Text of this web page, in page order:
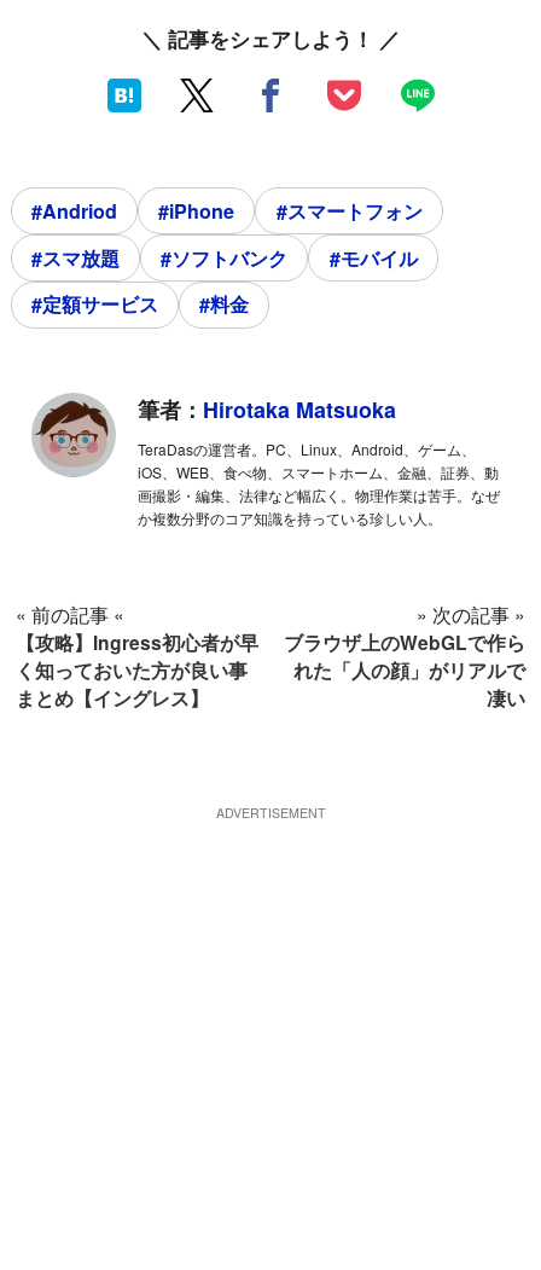
＼ 記事をシェアしよう！ ／
#Andriod #iPhone
#スマートフォン
#スマ放題
#ソフトバンク
#モバイル
#定額サービス
#料金
筆者： Hirotaka Matsuoka
TeraDasの運営者。PC、Linux、Android、ゲーム、
iOS、WEB、食べ物、スマートホーム、金融、証券、動
画撮影・編集、法律など幅広く。物理作業は苦手。なぜ
か複数分野のコア知識を持っている珍しい人。
« 前の記事 «
【攻略】Ingress初心者が早
く知っておいた方が良い事
まとめ【イングレス】
» 次の記事 »
ブラウザ上のWebGLで作ら
れた「人の顔」がリアルで
凄い